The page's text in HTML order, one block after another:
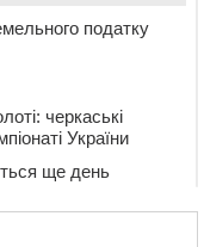
податку
черкаські
України
ще день
Ukraine 2023